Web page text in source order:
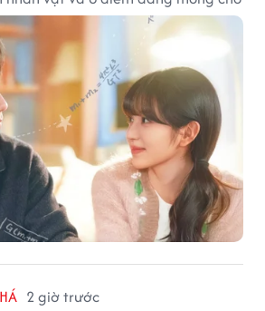
2 giờ trước